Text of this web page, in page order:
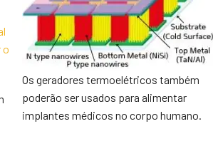
Os geradores termoelétricos também
poderão ser usados para alimentar
implantes médicos no corpo humano.
o